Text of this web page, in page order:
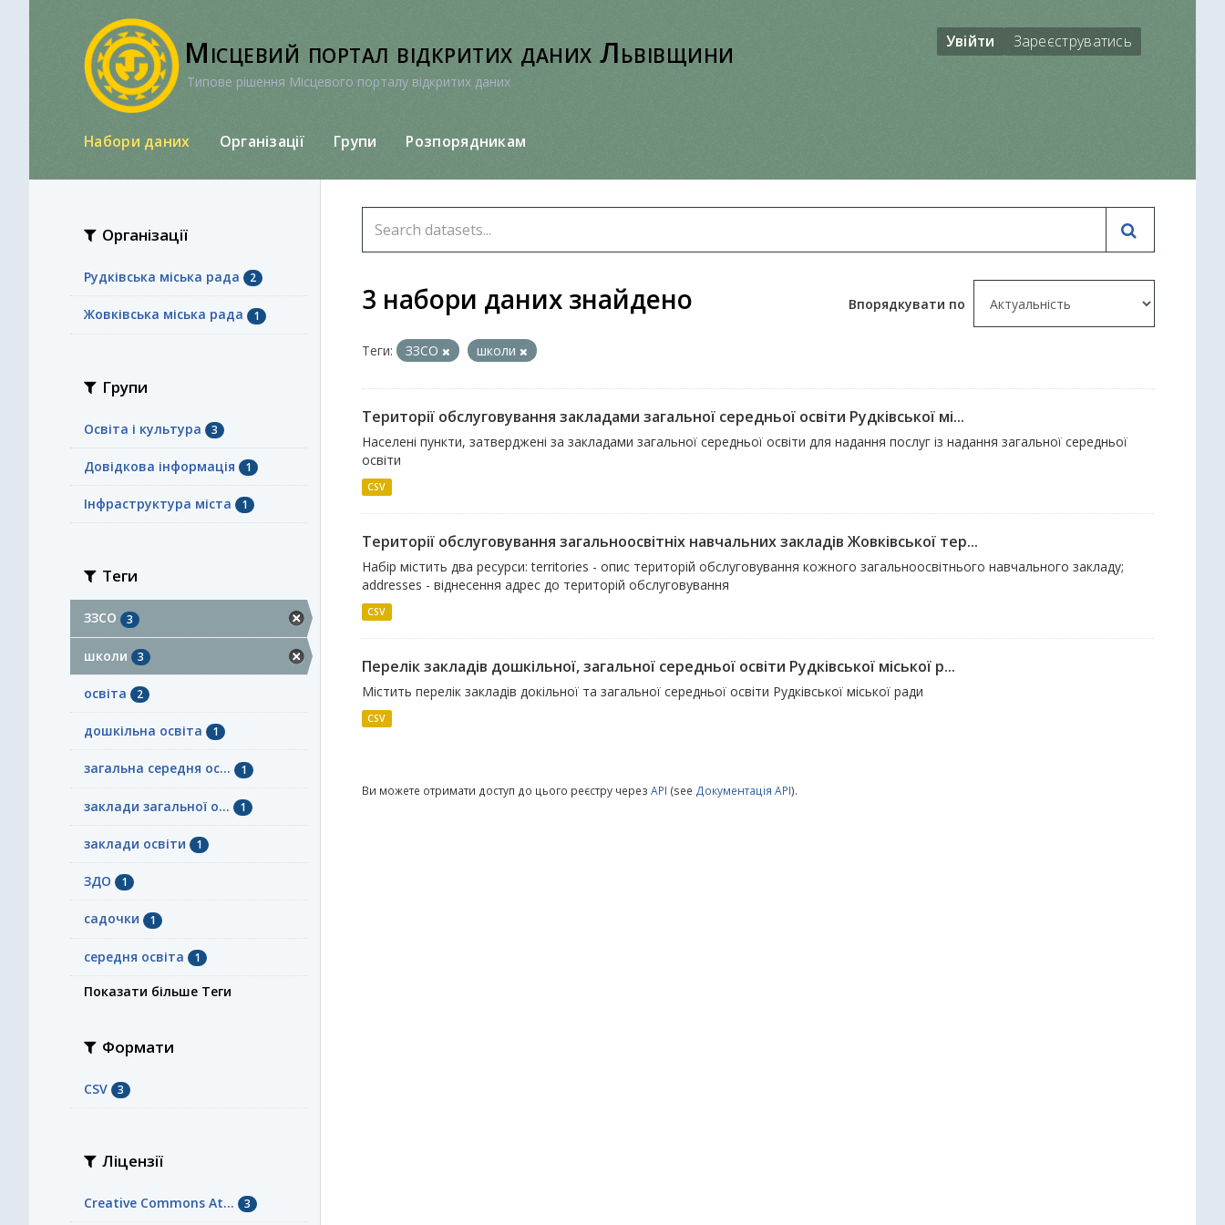
Місцевий портал відкритих даних Львівщини
Типове рішення Місцевого порталу відкритих даних
Увійти Зареєструватись
Набори даних Організації Групи Розпорядникам
Організації
Рудківська міська рада 2
Жовківська міська рада 1
Групи
Освіта і культура 3
Довідкова інформація 1
Інфраструктура міста 1
Теги
ЗЗСО 3
школи 3
освіта 2
дошкільна освіта 1
загальна середня ос... 1
заклади загальної о... 1
заклади освіти 1
ЗДО 1
садочки 1
середня освіта 1
Показати більше Теги
Формати
CSV 3
Ліцензії
Creative Commons At... 3
Впорядкувати по
3 набори даних знайдено
Теги: ЗЗСО школи
Території обслуговування закладами загальної середньої освіти Рудківської мі...
Населені пункти, затверджені за закладами загальної середньої освіти для надання послуг із надання загальної середньої
освіти
CSV
Території обслуговування загальноосвітніх навчальних закладів Жовківської тер...
Набір містить два ресурси: territories - опис територій обслуговування кожного загальноосвітнього навчального закладу;
addresses - віднесення адрес до територій обслуговування
CSV
Перелік закладів дошкільної, загальної середньої освіти Рудківської міської р...
Містить перелік закладів докільної та загальної середньої освіти Рудківської міської ради
CSV
Ви можете отримати доступ до цього реєстру через API (see Документація API).